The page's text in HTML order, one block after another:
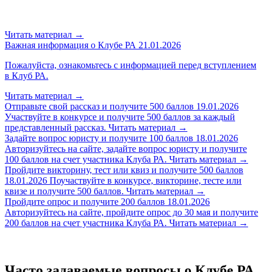
Читать материал →
Важная информация о Клубе РА 21.01.2026
Пожалуйста, ознакомьтесь с информацией перед вступлением
в Клуб РА.
Читать материал →
Отправьте свой рассказ и получите 500 баллов 19.01.2026
Участвуйте в конкурсе и получите 500 баллов за каждый
представленный рассказ. Читать материал →
Задайте вопрос юристу и получите 100 баллов 18.01.2026
Авторизуйтесь на сайте, задайте вопрос юристу и получите
100 баллов на счет участника Клуба РА. Читать материал →
Пройдите викторину, тест или квиз и получите 500 баллов
18.01.2026 Поучаствуйте в конкурсе, викторине, тесте или
квизе и получите 500 баллов. Читать материал →
Пройдите опрос и получите 200 баллов 18.01.2026
Авторизуйтесь на сайте, пройдите опрос до 30 мая и получите
200 баллов на счет участника Клуба РА. Читать материал →